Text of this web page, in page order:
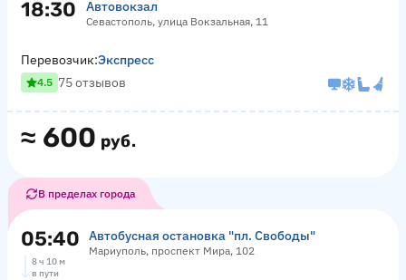
18:30 Автовокзал
Севастополь, улица Вокзальная, 11
≈ 600 руб.
Перевозчик:Экспресс
4.5 75 отзывов
В пределах города
05:40 Автобусная остановка "пл. Свободы"
Мариуполь, проспект Мира, 102
8 ч 10 м
в пути